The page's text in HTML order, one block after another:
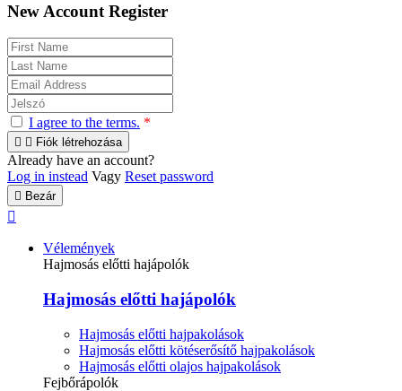
New Account Register
I agree to the terms. *
  Fiók létrehozása
Already have an account?
Log in instead Vagy Reset password
 Bezár

Vélemények
Hajmosás előtti hajápolók
Hajmosás előtti hajápolók
Hajmosás előtti hajpakolások
Hajmosás előtti kötéserősítő hajpakolások
Hajmosás előtti olajos hajpakolások
Fejbőrápolók